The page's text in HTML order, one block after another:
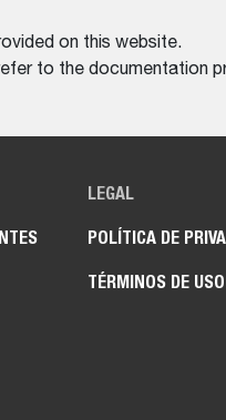
on this website.
to the documentation
LEGAL
POLÍTICA DE
TÉRMINOS DE USO